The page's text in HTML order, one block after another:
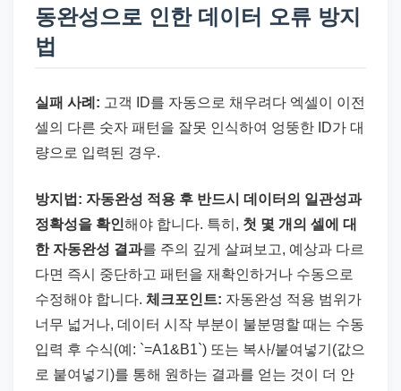
동완성으로 인한 데이터 오류 방지
법
실패 사례: 고객 ID를 자동으로 채우려다 엑셀이 이전
셀의 다른 숫자 패턴을 잘못 인식하여 엉뚱한 ID가 대
량으로 입력된 경우.
방지법: 자동완성 적용 후 반드시 데이터의 일관성과
정확성을 확인해야 합니다. 특히, 첫 몇 개의 셀에 대
한 자동완성 결과를 주의 깊게 살펴보고, 예상과 다르
다면 즉시 중단하고 패턴을 재확인하거나 수동으로
수정해야 합니다. 체크포인트: 자동완성 적용 범위가
너무 넓거나, 데이터 시작 부분이 불분명할 때는 수동
입력 후 수식(예: `=A1&B1`) 또는 복사/붙여넣기(값으
로 붙여넣기)를 통해 원하는 결과를 얻는 것이 더 안